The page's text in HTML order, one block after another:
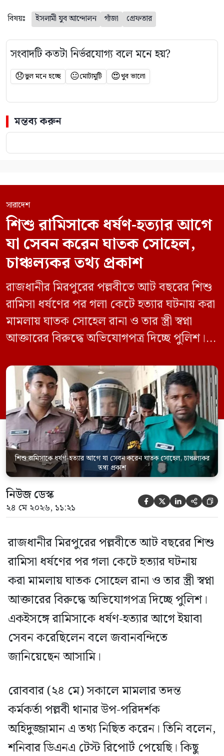
বিষয়ঃ ইসলামী যুব আন্দোলন গাঁজা গ্রেফতার
সংবাদটি কতটা নির্ভরযোগ্য বলে মনে হয়?
😞ভুল মনে হচ্ছে 😐মোটামুটি 😍খুব ভালো
মন্তব্য করুন
সারাদেশ
শিশু রামিসাকে ধর্ষণ-হত্যার আগে
যা সেবন করেন ঘাতক সোহেল,
চাঞ্চল্যকর তথ্য প্রকাশ
রাজধানীর মিরপুরের পল্লবীতে আট বছরের শিশু
রামিসা ধর্ষণের পর গলা কেটে হত্যার ঘটনায় করা
মামলায় ঘাতক সোহেল রানা ও তার স্ত্রী স্বপ্না
আক্তারের বিরুদ্ধে অভিযোগপত্র দিচ্ছে পুলিশ।
সেবন করেছিলেন বলে জবানবন্দিতে
জানিয়েছেন আসামি। রোববার (২৪ মে) সকালে
মামলার তদন্ত কর্মকর্তা পল্লবী থানার উপ-
পরিদর্শক অহিদুজ্জামান এ তথ্য নিছিত করেন।
তিনি বলেন, […]
শিশু রামিসাকে ধর্ষণ-হত্যার আগে যা সেবন করেন ঘাতক সোহেল, চাঞ্চল্যকর
তথ্য প্রকাশ
নিউজ ডেস্ক
২৪ মে ২০২৬, ১১:২১     
রাজধানীর মিরপুরের পল্লবীতে আট বছরের শিশু
রামিসা ধর্ষণের পর গলা কেটে হত্যার ঘটনায়
করা মামলায় ঘাতক সোহেল রানা ও তার স্ত্রী স্বপ্না
আক্তারের বিরুদ্ধে অভিযোগপত্র দিচ্ছে পুলিশ।
একইসঙ্গে রামিসাকে ধর্ষণ-হত্যার আগে ইয়াবা
সেবন করেছিলেন বলে জবানবন্দিতে
জানিয়েছেন আসামি।
রোববার (২৪ মে) সকালে মামলার তদন্ত
কর্মকর্তা পল্লবী থানার উপ-পরিদর্শক
অহিদুজ্জামান এ তথ্য নিছিত করেন। তিনি বলেন,
শনিবার ডিএনএ টেস্ট রিপোর্ট পেয়েছি। কিছু